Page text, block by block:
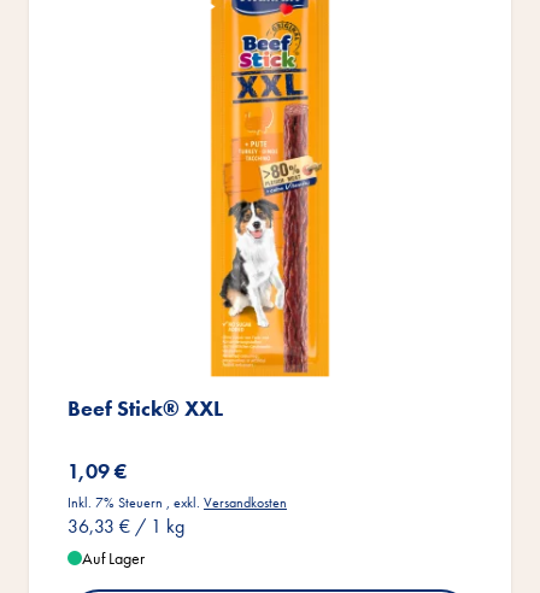
Beef Stick® XXL
1,09 €
Inkl. 7% Steuern , exkl. Versandkosten
36,33 € / 1 kg
Auf Lager